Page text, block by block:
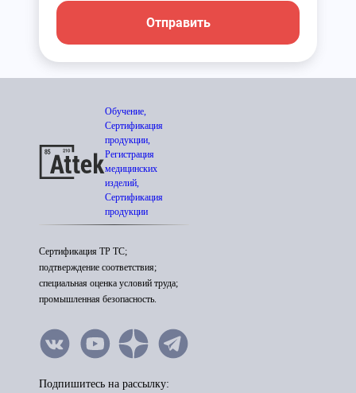
Отправить
Обучение,
Сертификация
продукции,
Регистрация
медицинских
изделий,
Сертификация
продукции
Сертификация ТР ТС;
подтверждение соответствия;
специальная оценка условий труда;
промышленная безопасность.
Подпишитесь на рассылку: